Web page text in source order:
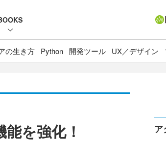
の生き方 Python 開発ツール UX／デザイン
を強化！
ア